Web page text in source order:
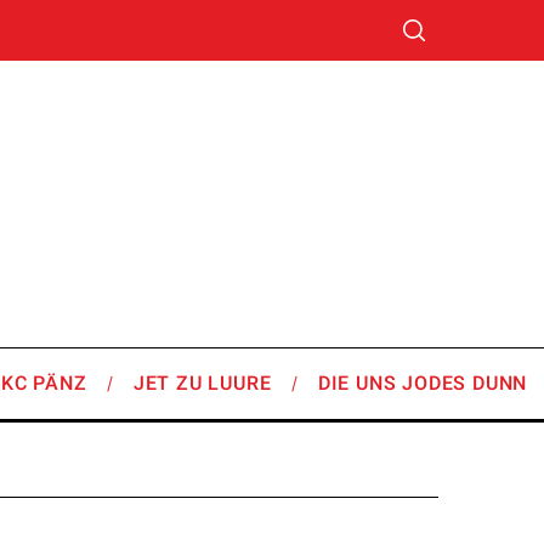
PÄNZ JET ZU LUURE DIE UNS JODES DUNN